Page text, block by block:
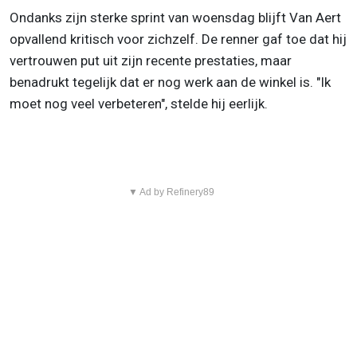
Ondanks zijn sterke sprint van woensdag blijft Van Aert
opvallend kritisch voor zichzelf. De renner gaf toe dat hij
vertrouwen put uit zijn recente prestaties, maar
benadrukt tegelijk dat er nog werk aan de winkel is. "Ik
moet nog veel verbeteren", stelde hij eerlijk.
▼ Ad by Refinery89